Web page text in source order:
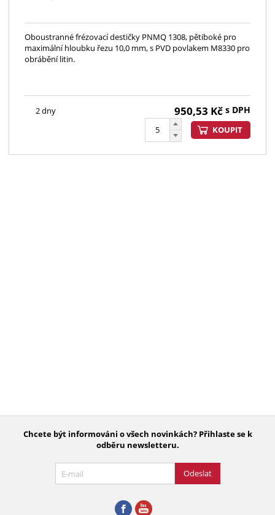
Oboustranné frézovací destičky PNMQ 1308, pětiboké pro
maximální hloubku řezu 10,0 mm, s PVD povlakem M8330 pro
obrábění litin.
2 dny 950,53 Kč s DPH
KOUPIT
Chcete být informováni o všech novinkách? Přihlaste se k
odběru newsletteru.
Odeslat